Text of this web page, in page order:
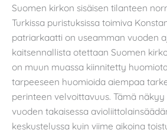
Suomen kirkon sisäisen tilanteen
Turkissa puristuksissa toimiva
patriarkaatti on useamman vuoden
kaitsennallista otettaan Suomen
on muun muassa kiinnitetty
tarpeeseen huomioida aiempaa
perinteen velvoittavuus. Tämä
vuoden takaisessa
keskustelussa kuin viime aikoina